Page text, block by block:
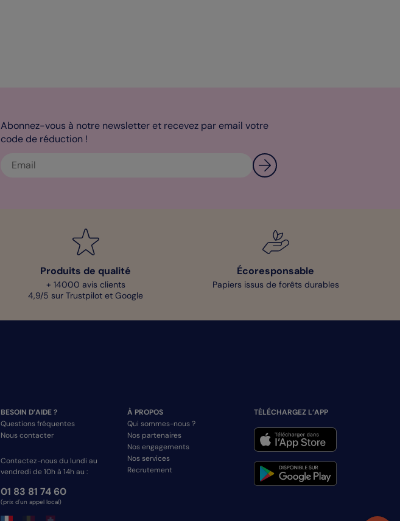
Abonnez-vous à notre newsletter et recevez par email votre
code de réduction !
Produits de qualité
+ 14000 avis clients
4,9/5 sur Trustpilot et Google
Écoresponsable
Papiers issus de forêts durables
BESOIN D’AIDE ?
Questions fréquentes
Nous contacter
Contactez-nous du lundi au
vendredi de 10h à 14h au :
01 83 81 74 60
(prix d'un appel local)
À PROPOS
Qui sommes-nous ?
Nos partenaires
Nos engagements
Nos services
Recrutement
TÉLÉCHARGEZ L’APP